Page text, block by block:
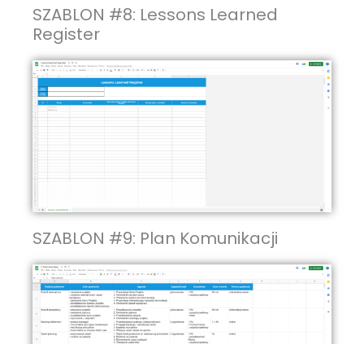
SZABLON #8: Lessons Learned
Register
SZABLON #9: Plan Komunikacji